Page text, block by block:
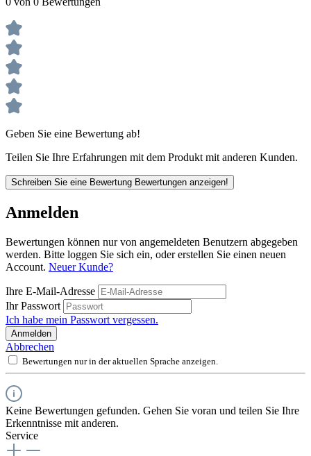
Geben Sie eine Bewertung ab!
Teilen Sie Ihre Erfahrungen mit dem Produkt mit anderen Kunden.
Schreiben Sie eine Bewertung Bewertungen anzeigen!
Anmelden
Bewertungen können nur von angemeldeten Benutzern abgegeben
werden. Bitte loggen Sie sich ein, oder erstellen Sie einen neuen
Account. Neuer Kunde?
Ihre E-Mail-Adresse
Ihr Passwort
Ich habe mein Passwort vergessen.
Anmelden
Abbrechen
Bewertungen nur in der aktuellen Sprache anzeigen.
Keine Bewertungen gefunden. Gehen Sie voran und teilen Sie Ihre
Erkenntnisse mit anderen.
Service